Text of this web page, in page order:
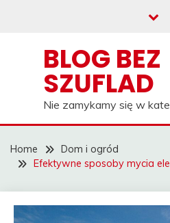
BLOG BEZ
SZUFLAD
Nie zamykamy się w
Home
Dom i ogród
Efektywne sposoby mycia